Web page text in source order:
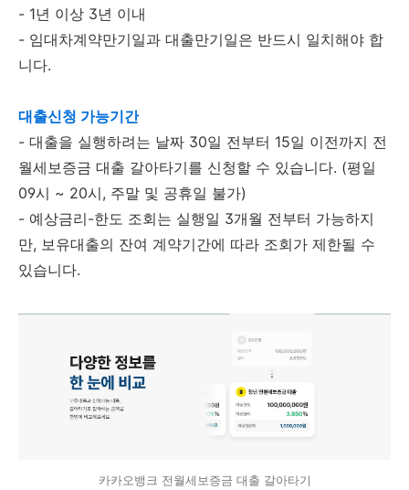
- 1년 이상 3년 이내
- 임대차계약만기일과 대출만기일은 반드시 일치해야 합
니다.
대출신청 가능기간
- 대출을 실행하려는 날짜 30일 전부터 15일 이전까지 전
월세보증금 대출 갈아타기를 신청할 수 있습니다. (평일
09시 ~ 20시, 주말 및 공휴일 불가)
- 예상금리-한도 조회는 실행일 3개월 전부터 가능하지
만, 보유대출의 잔여 계약기간에 따라 조회가 제한될 수
있습니다.
카카오뱅크 전월세보증금 대출 갈아타기